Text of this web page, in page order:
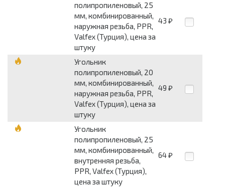
полипропиленовый, 25
мм, комбинированный,
наружная резьба, PPR,
Valfex (Турция), цена за
штуку
43 ₽
Угольник
полипропиленовый, 20
мм, комбинированный,
наружная резьба, PPR,
Valfex (Турция), цена за
штуку
49 ₽
Угольник
полипропиленовый, 25
мм, комбинированный,
внутренняя резьба,
PPR, Valfex (Турция),
цена за штуку
64 ₽